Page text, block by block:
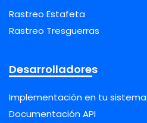
Rastreo Estafeta
Rastreo Tresguerras
Desarrolladores
Implementación en tu sistema
Documentación API